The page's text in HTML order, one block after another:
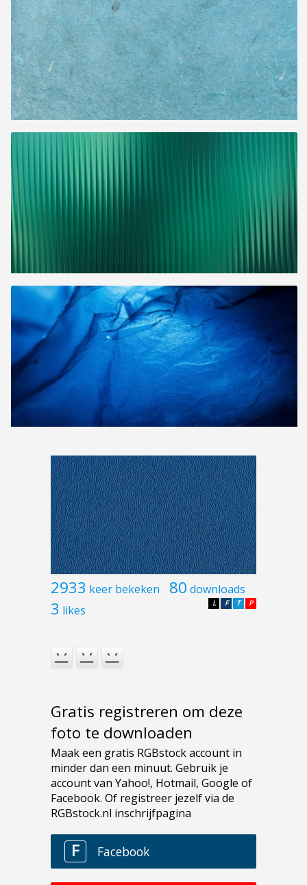
2933 keer bekeken 80 downloads
3 likes P
T
F
L
Gratis registreren om deze
foto te downloaden